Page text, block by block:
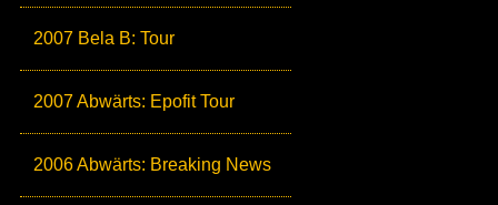
2007 Bela B: Tour
2007 Abwärts: Epofit Tour
2006 Abwärts: Breaking News